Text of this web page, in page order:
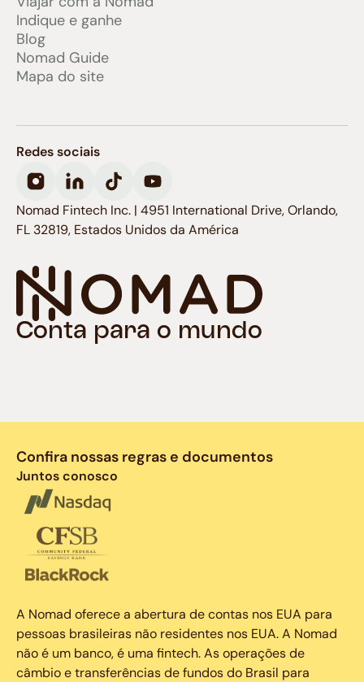
Indique e ganhe
Blog
Nomad Guide
Mapa do site
Conta para o mundo
Redes sociais
Nomad Fintech Inc. | 4951 International Drive, Orlando,
FL 32819, Estados Unidos da América
Confira nossas regras e documentos
Juntos conosco
A Nomad oferece a abertura de contas nos EUA para
pessoas brasileiras não residentes nos EUA. A Nomad
não é um banco, é uma fintech. As operações de
câmbio e transferências de fundos do Brasil para